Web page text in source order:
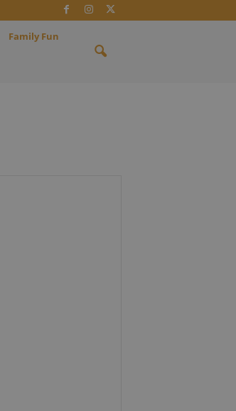
Family Fun